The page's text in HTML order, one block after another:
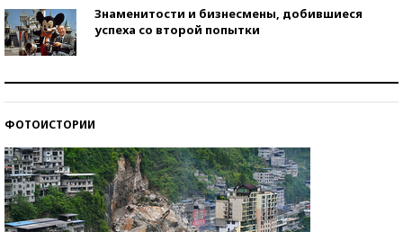
Знаменитости и бизнесмены, добившиеся
успеха со второй попытки
ФОТОИСТОРИИ